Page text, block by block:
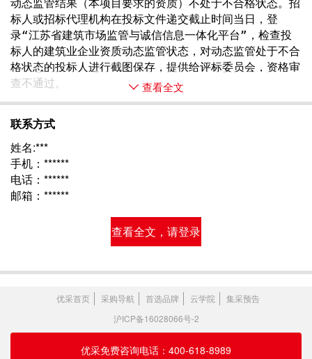
动态监管结果（本项目要求的资质）不处于不合格状态。招
标人或招标代理机构在投标文件递交截止时间当日，登
录“江苏省建筑市场监管与诚信信息一体化平台”，检查投
标人的建筑业企业资质动态监管状态，对动态监管处于不合
格状态的投标人进行截图保存，提供给评标委员会，资格审
查不通过。
查看全文
联系方式
姓名:***
手机：******
电话：******
邮箱：******
查看全文，请登录
优采首页 采购导航 首选品牌 云学院
集采预告
沪ICP备16028066号-2
优采免费咨询电话：400-618-8989